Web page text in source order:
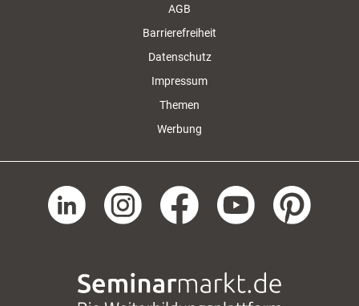
AGB
Barrierefreiheit
Datenschutz
Impressum
Themen
Werbung